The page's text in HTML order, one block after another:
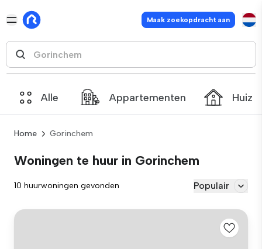
Maak zoekopdracht aan
Alle Appartementen
Home Gorinchem
Woningen te huur in Gorinchem
10 huurwoningen gevonden Populair